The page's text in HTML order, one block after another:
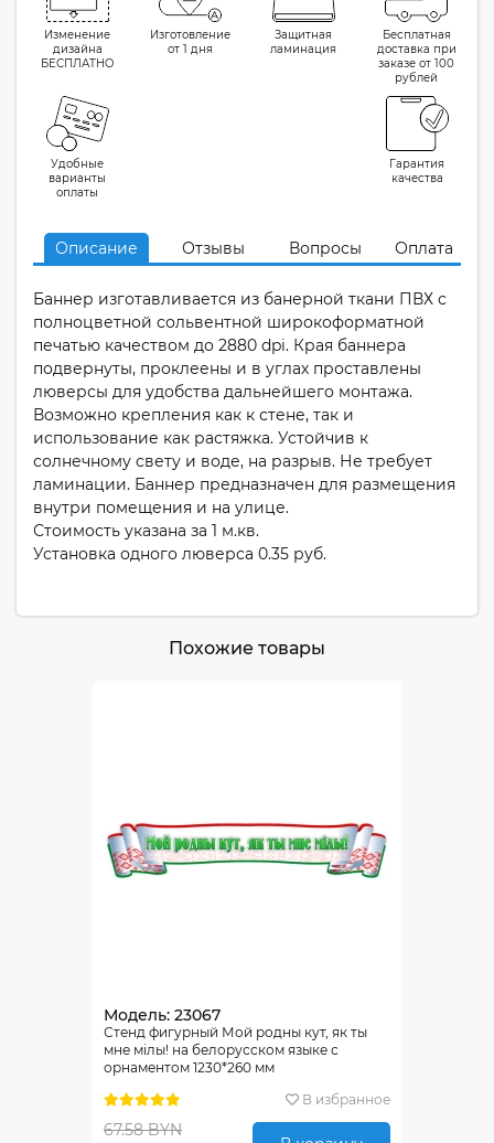
Изменение
дизайна
БЕСПЛАТНО
Изготовление
от 1 дня
Защитная
ламинация
Бесплатная
доставка при
заказе от 100
рублей
Удобные
варианты
оплаты
Гарантия
качества
Описание Отзывы Вопросы Оплата
Баннер изготавливается из банерной ткани ПВХ с
полноцветной сольвентной широкоформатной
печатью качеством до 2880 dpi. Края баннера
подвернуты, проклеены и в углах проставлены
люверсы для удобства дальнейшего монтажа.
Возможно крепления как к стене, так и
использование как растяжка. Устойчив к
солнечному свету и воде, на разрыв. Не требует
ламинации. Баннер предназначен для размещения
внутри помещения и на улице.
Стоимость указана за 1 м.кв.
Установка одного люверса 0.35 руб.
Похожие товары
Модель: 23067
Стенд фигурный Мой родны кут, як ты
мне мiлы! на белорусском языке с
орнаментом 1230*260 мм
В избранное
67.58 BYN